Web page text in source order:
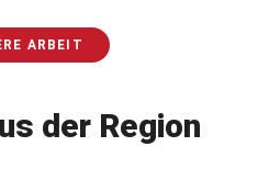
ARBEIT
der Region